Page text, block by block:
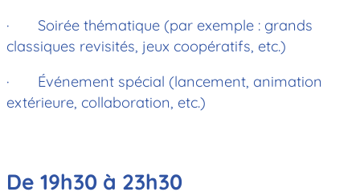
· Soirée thématique (par exemple : grands
classiques revisités, jeux coopératifs, etc.)
· Événement spécial (lancement, animation
extérieure, collaboration, etc.)
De 19h30 à 23h30